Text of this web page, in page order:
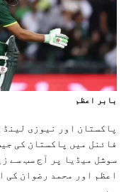
بابر اعظم
فائنل میں پاکستان کی
سوشل میڈیا پر آج سب سے
اعظم اور محمد رضوان کی